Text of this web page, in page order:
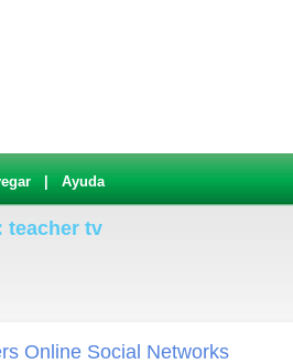
Ayuda
teacher tv
Online Social Networks